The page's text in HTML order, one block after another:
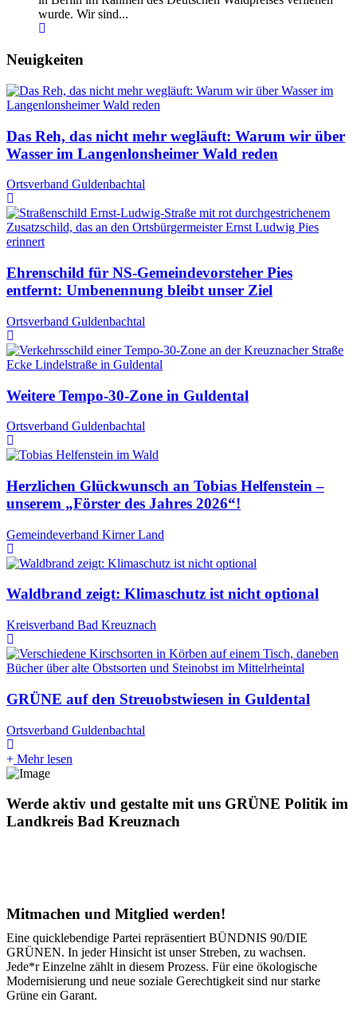
wurde. Wir sind...
Neuigkeiten
Das Reh, das nicht mehr wegläuft: Warum wir über
Wasser im Langenlonsheimer Wald reden
Ortsverband Guldenbachtal
Ehrenschild für NS-Gemeindevorsteher Pies
entfernt: Umbenennung bleibt unser Ziel
Ortsverband Guldenbachtal
Weitere Tempo-30-Zone in Guldental
Ortsverband Guldenbachtal
Herzlichen Glückwunsch an Tobias Helfenstein –
unserem „Förster des Jahres 2026“!
Gemeindeverband Kirner Land
Waldbrand zeigt: Klimaschutz ist nicht optional
Kreisverband Bad Kreuznach
GRÜNE auf den Streuobstwiesen in Guldental
Ortsverband Guldenbachtal
Mehr lesen
Werde aktiv und gestalte mit uns GRÜNE Politik im
Landkreis Bad Kreuznach
Mitmachen und Mitglied werden!
Eine quicklebendige Partei repräsentiert BÜNDNIS 90/DIE
GRÜNEN. In jeder Hinsicht ist unser Streben, zu wachsen.
Jede*r Einzelne zählt in diesem Prozess. Für eine ökologische
Modernisierung und neue soziale Gerechtigkeit sind nur starke
Grüne ein Garant.